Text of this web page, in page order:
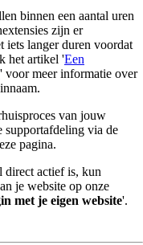
binnen een aantal uren
zijn er
iets langer duren voordat
het artikel 'Een
' voor meer informatie over
van jouw
supportafdeling via de
pagina.
actief is, kun
je website op onze
met je eigen website'.